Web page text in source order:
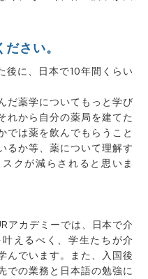
さい。
後に、日本で10年間くらい
だ薬学についてもっと学び
れから自分の薬局を建てた
では薬を飲んでもらうこと
るか等、薬について理解す
クが減らされると思いま
アカデミーでは、日本で介
えるべく、学生たちが介
んでいます。また、入国後
での業務と日本語の勉強に